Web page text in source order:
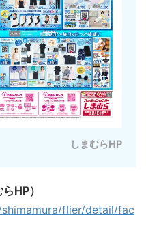
しまむらHP
HP）
flier/detail/fac